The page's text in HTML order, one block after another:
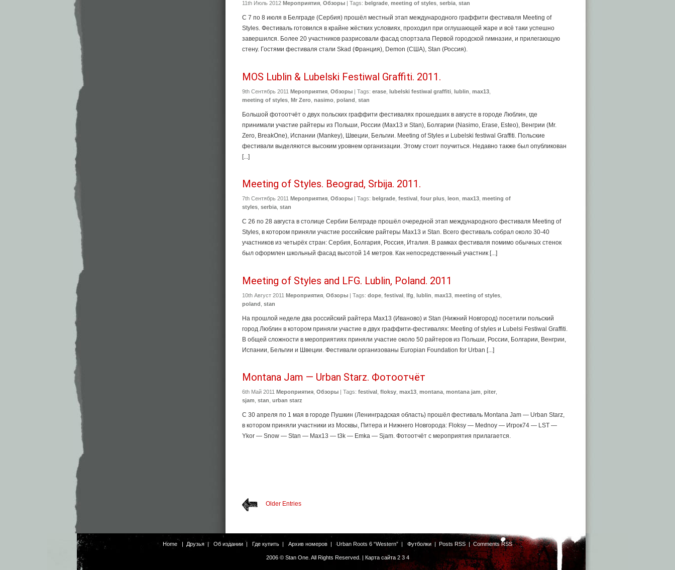
11th Июль 2012 Мероприятия Обзоры | Tags: belgrade meeting of styles serbia stan
С 7 по 8 июля в Белграде (Сербия) прошёл местный этап международного граффити фестиваля Meeting of
Styles. Фестиваль готовился в крайне жёстких условиях, проходил при оглушающей жаре и всё таки успешно
завершился. Более 20 участников разрисовали фасад спортзала Первой городской гимназии, и прилегающую
стену. Гостями фестиваля стали Skad (Франция), Demon (США), Stan (Россия).
MOS Lublin & Lubelski Festiwal Graffiti. 2011.
9th Сентябрь 2011 Мероприятия Обзоры | Tags: erase lubelski festiwal graffiti lublin max13
meeting of styles Mr Zero nasimo poland stan
Большой фотоотчёт о двух польских граффити фестивалях прошедших в августе в городе Люблин, где
принимали участие райтеры из Польши, России (Max13 и Stan), Болгарии (Nasimo, Erase, Esteo), Венгрии (Mr.
Zero, BreakOne), Испании (Mankey), Швеции, Бельгии. Meeting of Styles и Lubelski festiwal Graffiti. Польские
фестивали выделяются высоким уровнем организации. Этому стоит поучиться. Недавно также был опубликован
[...]
Meeting of Styles. Beograd, Srbija. 2011.
7th Сентябрь 2011 Мероприятия Обзоры | Tags: belgrade festival four plus leon max13 meeting of
styles serbia stan
С 26 по 28 августа в столице Сербии Белграде прошёл очередной этап международного фестиваля Meeting of
Styles, в котором приняли участие российские райтеры Max13 и Stan. Всего фестиваль собрал около 30-40
участников из четырёх стран: Сербия, Болгария, Россия, Италия. В рамках фестиваля помимо обычных стенок
был оформлен школьный фасад высотой 14 метров. Как непосредственный участник [...]
Meeting of Styles and LFG. Lublin, Poland. 2011
10th Август 2011 Мероприятия Обзоры | Tags: dope festival lfg lublin max13 meeting of styles
poland stan
На прошлой неделе два российский райтера Max13 (Иваново) и Stan (Нижний Новгород) посетили польский
город Люблин в котором приняли участие в двух граффити-фестивалях: Meeting of styles и Lubelsi Festiwal Graffiti.
В общей сложности в мероприятиях приняли участие около 50 райтеров из Польши, России, Болгарии, Венгрии,
Испании, Бельгии и Швеции. Фестивали организованы Europian Foundation for Urban [...]
Montana Jam — Urban Starz. Фотоотчёт
6th Май 2011 Мероприятия Обзоры | Tags: festival floksy max13 montana montana jam piter
sjam stan urban starz
С 30 апреля по 1 мая в городе Пушкин (Ленинградская область) прошёл фестиваль Montana Jam — Urban Starz,
в котором приняли участники из Москвы, Питера и Нижнего Новгорода: Floksy — Mednoy — Игрок74 — LST —
Ykor — Snow — Stan — Max13 — t3k — Emka — Sjam. Фотоотчёт с мероприятия прилагается.
Older Entries
Home | Друзья| Об издании | Где купить | Архив номеров |Urban Roots 6 “Western” | Футболки| Posts RSS|Comments RSS
2006 © Stan One. All Rights Reserved. | Карта сайта 2 3 4